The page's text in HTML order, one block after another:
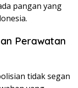
pangan yang
Perawatan
tidak segan